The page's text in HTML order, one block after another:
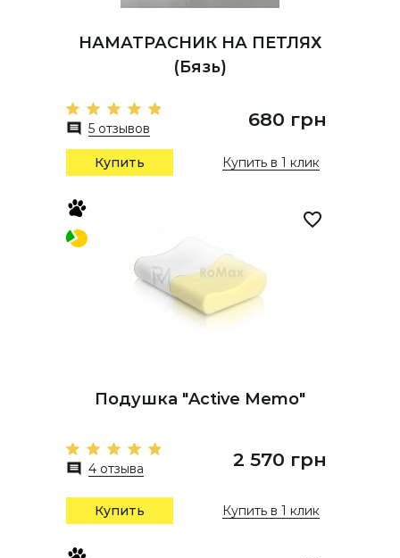
НАМАТРАСНИК НА ПЕТЛЯХ
(Бязь)
5 отзывов 680 грн
Купить Купить в 1 клик
Подушка "Active Memo"
4 отзыва 2 570 грн
Купить Купить в 1 клик